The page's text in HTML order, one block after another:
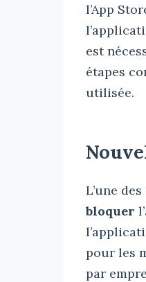
l’App
est
étapes
utilisée.
L’une
bloquer
pour les
par